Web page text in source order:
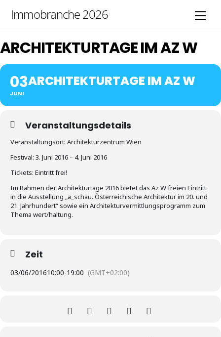
Immobranche 2026
ARCHITEKTURTAGE IM AZ W
03
JUNI
ARCHITEKTURTAGE IM AZ W
Veranstaltungsdetails
Veranstaltungsort: Architekturzentrum Wien
Festival: 3. Juni 2016 – 4. Juni 2016
Tickets: Eintritt frei!
Im Rahmen der Architekturtage 2016 bietet das Az W freien Eintritt
in die Ausstellung „a_schau. Österreichische Architektur im 20. und
21. Jahrhundert“ sowie ein Architekturvermittlungsprogramm zum
Thema wert/haltung.
Zeit
03/06/201610:00-19:00 (GMT+02:00)